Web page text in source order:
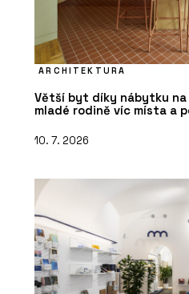
ARCHITEKTURA
Větší byt díky nábytku
mladé rodině víc místa a
10. 7. 2026